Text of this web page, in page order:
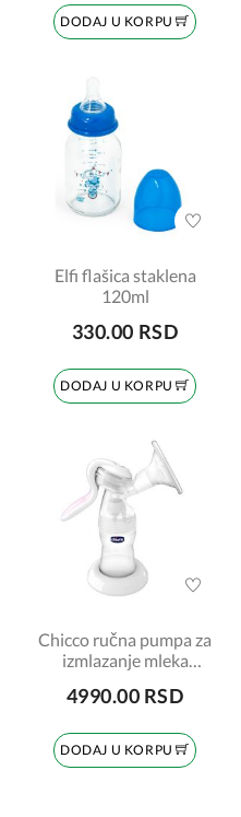
DODAJ U KORPU
Elfi flašica staklena
120ml
330.00 RSD
DODAJ U KORPU
Chicco ručna pumpa za
izmlazanje mleka
4990.00 RSD
DODAJ U KORPU